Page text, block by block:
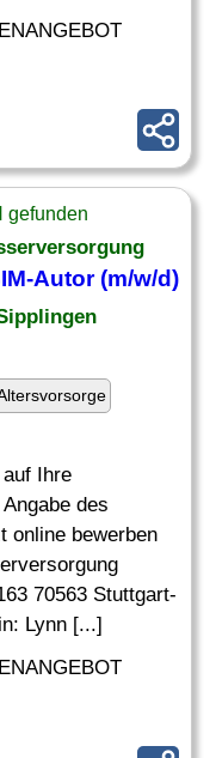
gefunden
Autor (m/w/d)
Ihre
des
online bewerben
70563 Stuttgart-
Lynn [...]